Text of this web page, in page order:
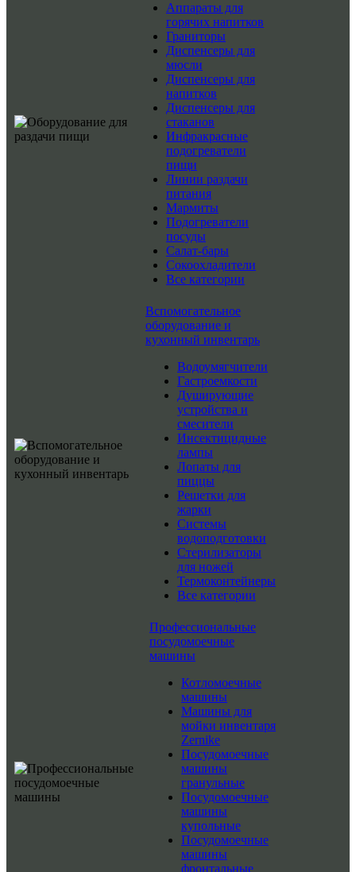
Аппараты для
горячих напитков
Граниторы
Диспенсеры для
мюсли
Диспенсеры для
напитков
Диспенсеры для
стаканов
Инфракрасные
подогреватели
пищи
Линии раздачи
питания
Мармиты
Подогреватели
посуды
Салат-бары
Сокоохладители
Все категории
Вспомогательное
оборудование и
кухонный инвентарь
Водоумягчители
Гастроемкости
Душирующие
устройства и
смесители
Инсектицидные
лампы
Лопаты для
пиццы
Решетки для
жарки
Системы
водоподготовки
Стерилизаторы
для ножей
Термоконтейнеры
Все категории
Профессиональные
посудомоечные
машины
Котломоечные
машины
Машины для
мойки инвентаря
Zernike
Посудомоечные
машины
гранульные
Посудомоечные
машины
купольные
Посудомоечные
машины
фронтальные